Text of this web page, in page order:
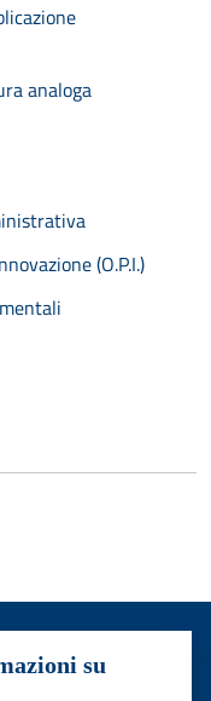
analoga
(O.P.I.)
su